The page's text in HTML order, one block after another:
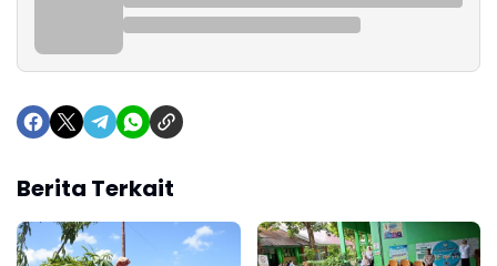
Berita Terkait